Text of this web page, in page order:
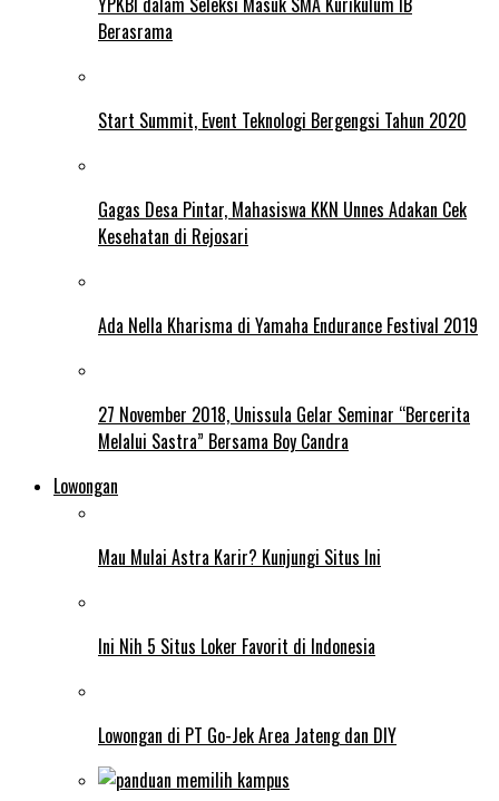
Berasrama
Start Summit, Event Teknologi Bergengsi Tahun 2020
Gagas Desa Pintar, Mahasiswa KKN Unnes Adakan Cek
Kesehatan di Rejosari
Ada Nella Kharisma di Yamaha Endurance Festival 2019
27 November 2018, Unissula Gelar Seminar “Bercerita
Melalui Sastra” Bersama Boy Candra
Lowongan
Mau Mulai Astra Karir? Kunjungi Situs Ini
Ini Nih 5 Situs Loker Favorit di Indonesia
Lowongan di PT Go-Jek Area Jateng dan DIY